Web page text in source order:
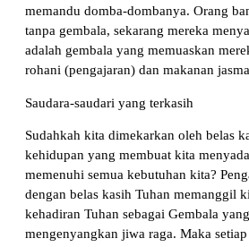
memandu domba-dombanya. Orang
tanpa gembala, sekarang mereka
adalah gembala yang memuaskan
rohani (pengajaran) dan makanan
Saudara-saudari yang terkasih
Sudahkah kita dimekarkan oleh belas
kehidupan yang membuat kita
memenuhi semua kebutuhan kita?
dengan belas kasih Tuhan memanggil
kehadiran Tuhan sebagai Gembala
mengenyangkan jiwa raga. Maka